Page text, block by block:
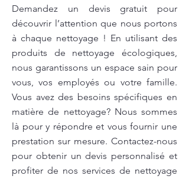
Demandez un devis gratuit pour
découvrir l’attention que nous portons
à chaque nettoyage ! En utilisant des
produits de nettoyage écologiques,
nous garantissons un espace sain pour
vous, vos employés ou votre famille.
Vous avez des besoins spécifiques en
matière de nettoyage? Nous sommes
là pour y répondre et vous fournir une
prestation sur mesure. Contactez-nous
pour obtenir un devis personnalisé et
profiter de nos services de nettoyage